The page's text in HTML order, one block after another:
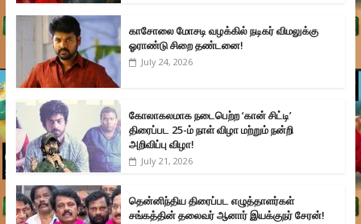
காசோலை மோசடி வழக்கில் நடிகர் விமலுக்கு
ஓராண்டு சிறை தண்டனை!
July 24, 2026
கோலாகலமாக நடைபெற்ற ‘கான் சிட்டி’
திரைப்பட 25-ம் நாள் விழா மற்றும் நன்றி
அறிவிப்பு விழா!
July 21, 2026
தென்னிந்திய திரைப்பட எழுத்தாளர்கள்
சங்கத்தின் தலைவர் ஆனார் இயக்குநர் சேரன்!